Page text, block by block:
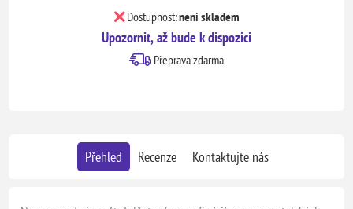
Dostupnost:není skladem
Upozornit, až bude k dispozici
Přeprava zdarma
Přehled Recenze Kontaktujte nás